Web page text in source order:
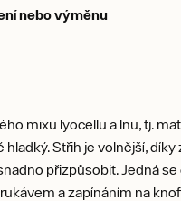
nebo výměnu
mixu lyocellu a lnu, tj.
hladký. Střih je volnější,
přizpůsobit. Jedná se
a zapínáním na